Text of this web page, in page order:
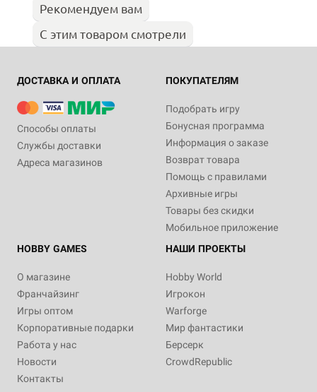
Рекомендуем вам
С этим товаром смотрели
ДОСТАВКА И ОПЛАТА
Способы оплаты
Службы доставки
Адреса магазинов
ПОКУПАТЕЛЯМ
Подобрать игру
Бонусная программа
Информация о заказе
Возврат товара
Помощь с правилами
Архивные игры
Товары без скидки
Мобильное приложение
HOBBY GAMES
О магазине
Франчайзинг
Игры оптом
Корпоративные подарки
Работа у нас
Новости
Контакты
НАШИ ПРОЕКТЫ
Hobby World
Игрокон
Warforge
Мир фантастики
Берсерк
CrowdRepublic